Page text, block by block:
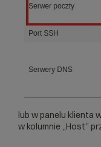
lub w panelu klienta
w kolumnie „Host”